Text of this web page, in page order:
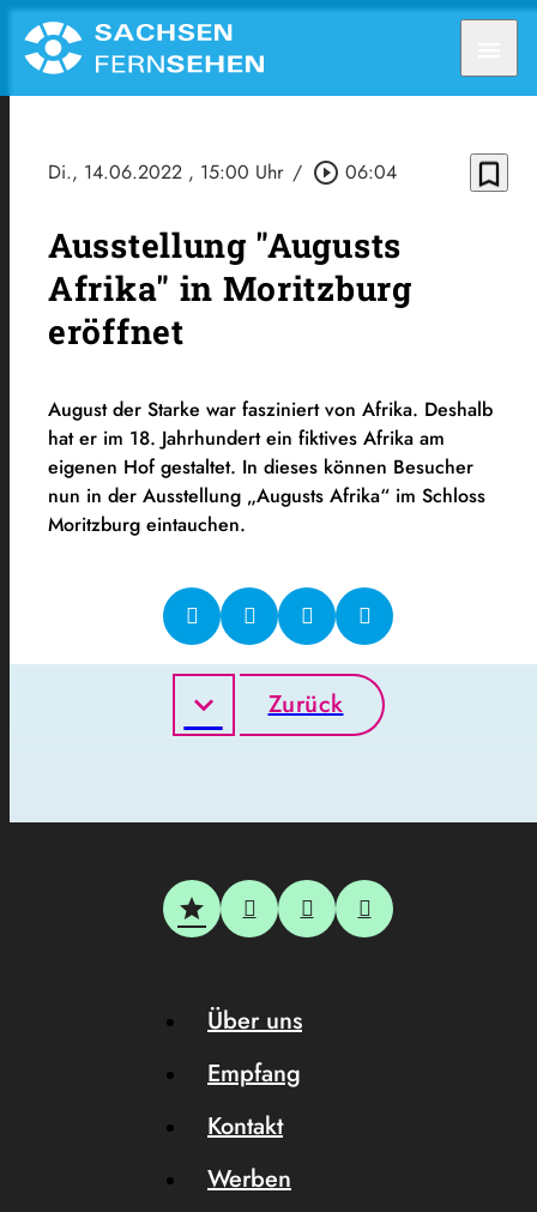
Di., 14.06.2022 , 15:00 Uhr / play_circle_outline 06:04 bookmark_border
Ausstellung "Augusts
Afrika" in Moritzburg
eröffnet
August der Starke war fasziniert von Afrika. Deshalb
hat er im 18. Jahrhundert ein fiktives Afrika am
eigenen Hof gestaltet. In dieses können Besucher
nun in der Ausstellung „Augusts Afrika“ im Schloss
Moritzburg eintauchen.
Zurück
Über uns
Empfang
Kontakt
Werben